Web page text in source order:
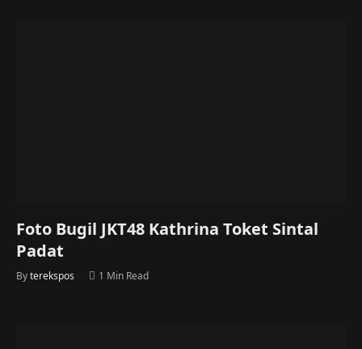
Foto Bugil JKT48 Kathrina Toket Sintal
Padat
Byterekspos 1 Min Read